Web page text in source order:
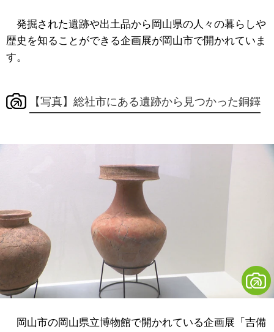
発掘された遺跡や出土品から岡山県の人々の暮らしや
歴史を知ることができる企画展が岡山市で開かれていま
す。
【写真】総社市にある遺跡から見つかった銅鐸
岡山市の岡山県立博物館で開かれている企画展「吉備